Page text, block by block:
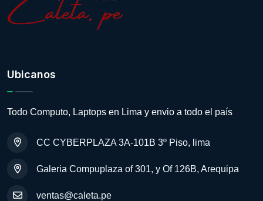
Ubicanos
Todo Computo, Laptops en Lima y envio a todo el país
CC CYBERPLAZA 3A-101B 3º Piso, lima
Galeria Compuplaza of 301, y Of 126B, Arequipa
ventas@caleta.pe